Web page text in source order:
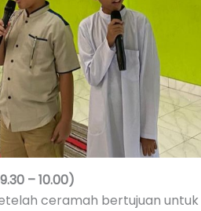
– 10.00)
ceramah bertujuan